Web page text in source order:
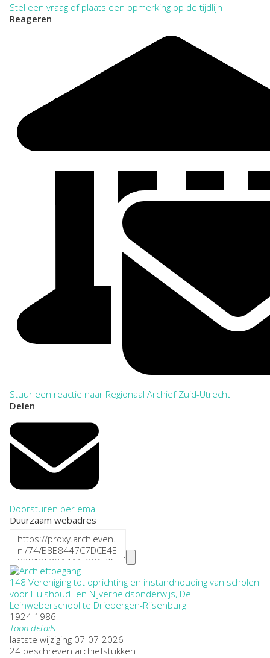
Stel een vraag of plaats een opmerking op de tijdlijn
Reageren
Stuur een reactie naar Regionaal Archief Zuid-Utrecht
Delen
Doorsturen per email
Duurzaam webadres
148 Vereniging tot oprichting en instandhouding van scholen
voor Huishoud- en Nijverheidsonderwijs, De
Leinweberschool te Driebergen-Rijsenburg
1924-1986
Toon details
Datering:
1924-1986
laatste wijziging 07-07-2026
24 beschreven archiefstukken